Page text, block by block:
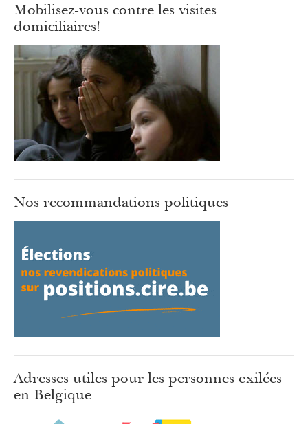
Mobilisez-vous contre les visites
domiciliaires!
Nos recommandations politiques
Adresses utiles pour les personnes exilées
en Belgique